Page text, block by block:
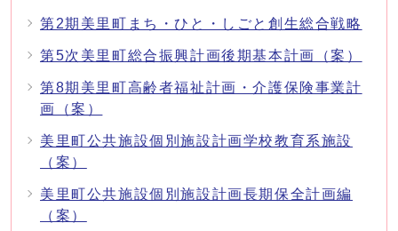
第2期美里町まち・ひと・しごと創生総合戦略
第5次美里町総合振興計画後期基本計画（案）
第8期美里町高齢者福祉計画・介護保険事業計
画（案）
美里町公共施設個別施設計画学校教育系施設
（案）
美里町公共施設個別施設計画長期保全計画編
（案）